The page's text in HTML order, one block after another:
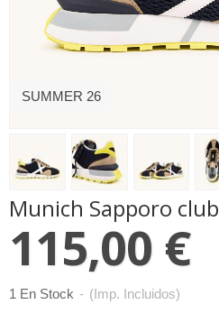
SUMMER 26
Munich Sapporo club
115,00 €
1 En Stock - (Imp. Incluidos)